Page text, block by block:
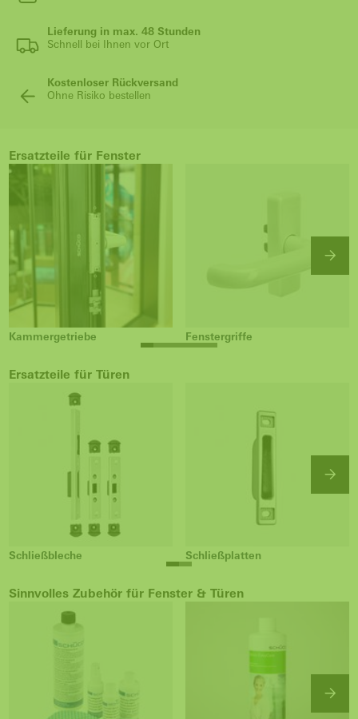
Lieferung in max. 48 Stunden
Schnell bei Ihnen vor Ort
Kostenloser Rückversand
Ohne Risiko bestellen
Ersatzteile für Fenster
Kammergetriebe Fenstergriffe
Ersatzteile für Türen
Schließbleche Schließplatten
Sinnvolles Zubehör für Fenster & Türen